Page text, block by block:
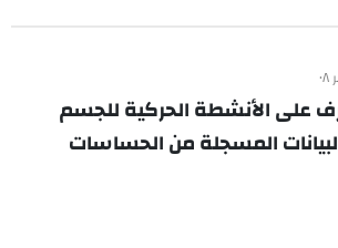
على الأنشطة الحركية للجسم
المسجلة من الحساسات